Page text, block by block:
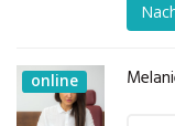
online